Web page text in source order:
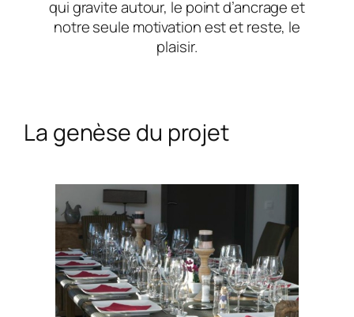
qui gravite autour, le point d’ancrage et
notre seule motivation est et reste, le
plaisir.
La genèse du projet